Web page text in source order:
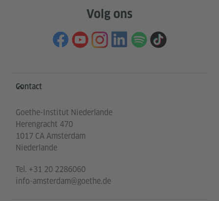
Volg ons
Service- und Informationsbereich
Contact
Goethe-Institut Niederlande
Herengracht 470
1017 CA Amsterdam
Niederlande
Tel. +31 20 2286060
info-amsterdam@goethe.de